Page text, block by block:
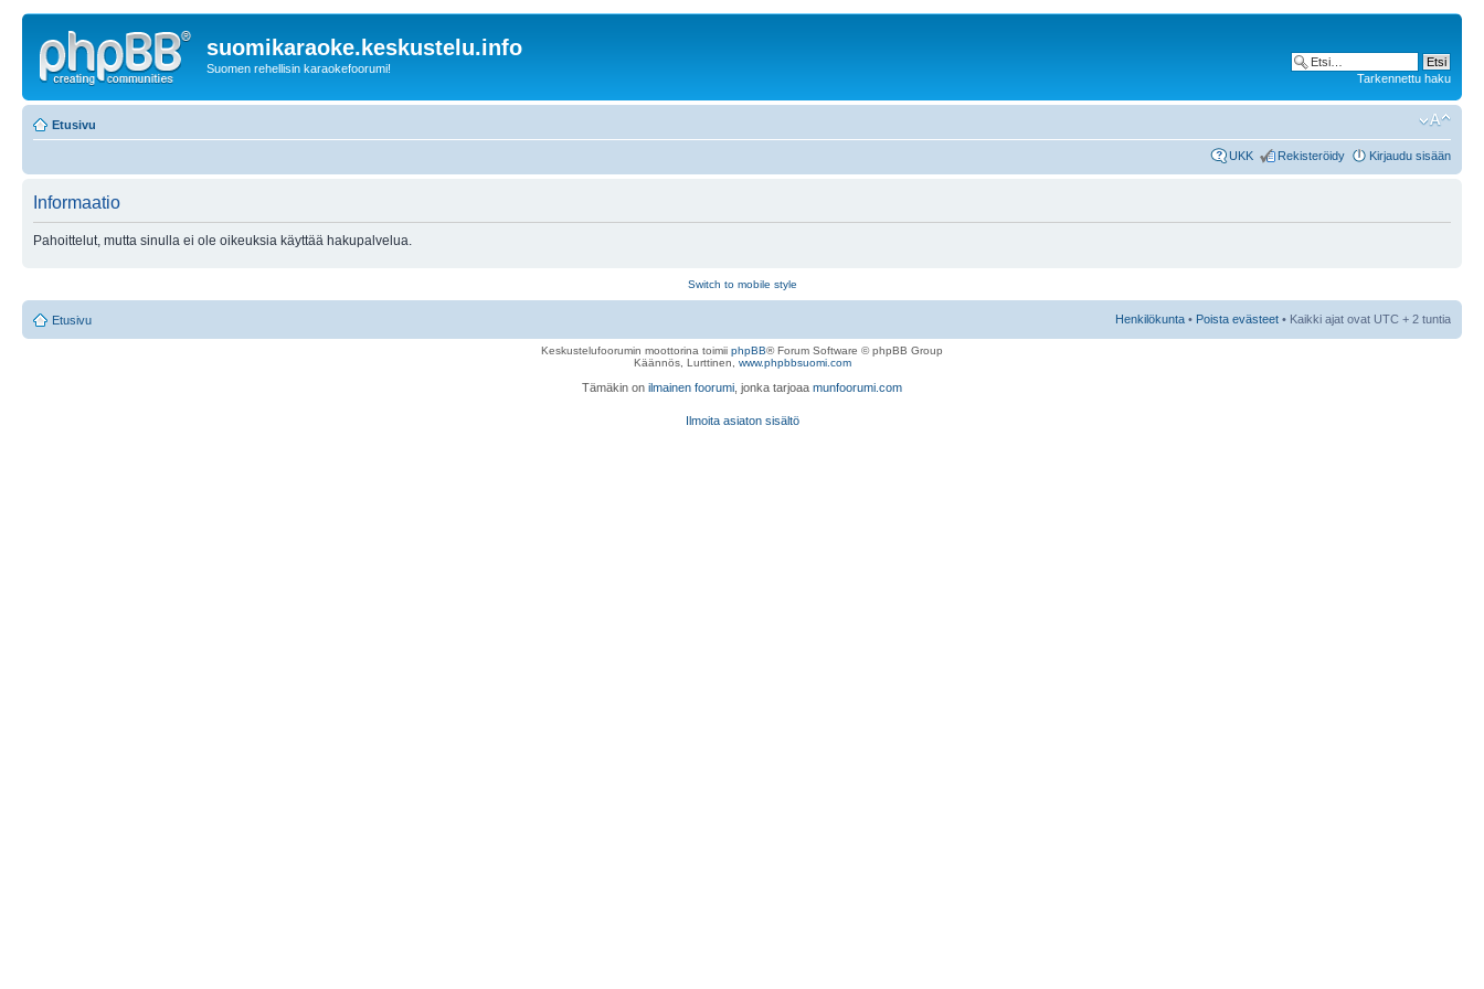
suomikaraoke.keskustelu.info
Suomen rehellisin karaokefoorumi!
Tarkennettu haku
Etusivu
UKK Rekisteröidy Kirjaudu sisään
Informaatio
Pahoittelut, mutta sinulla ei ole oikeuksia käyttää hakupalvelua.
Switch to mobile style
Etusivu Henkilökunta • Poista evästeet • Kaikki ajat ovat UTC + 2 tuntia
Keskustelufoorumin moottorina toimii phpBB® Forum Software © phpBB Group
Käännös, Lurttinen, www.phpbbsuomi.com
Tämäkin on ilmainen foorumi , jonka tarjoaa munfoorumi.com
Ilmoita asiaton sisältö